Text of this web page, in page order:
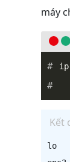
máy
Kết
lo